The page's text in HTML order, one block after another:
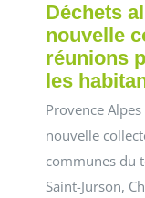
Déchets
nouvelle
réunions
les
Provence
nouvelle
communes du
Saint-Jurson,